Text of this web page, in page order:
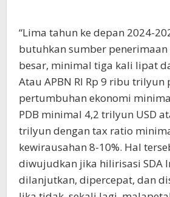
“Lima tahun ke depan 2024-
butuhkan sumber penerimaan
besar, minimal tiga kali lipat
Atau APBN RI Rp 9 ribu trilyun
pertumbuhan ekonomi
PDB minimal 4,2 trilyun USD
trilyun dengan tax ratio
kewirausahan 8-10%. Hal
diwujudkan jika hilirisasi SDA
dilanjutkan, dipercepat, dan